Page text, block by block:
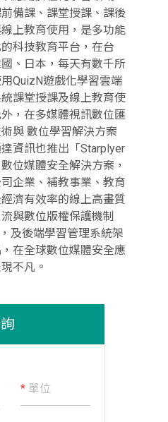
備課、課堂授課、課後
上教育使用，是多功能
科技教育平台，在台
、日本，每天有數千所
QuizN遊戲化學習雲端
課堂授課及線上教育使
，在多媒體視訊數位匯
與 數位學習解決方案
達資訊也推出「Starplyer
位媒體安全解決方案，
企業、補教事業、教育
濟有效率的線上高畫質
與數位版權保護機制
及後端學習管理系統架
在全球數位媒體安全應
不凡。
* 單位